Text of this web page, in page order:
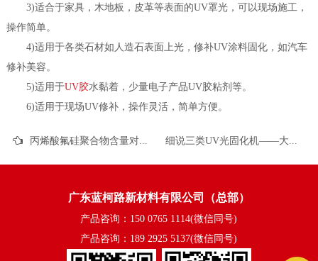
3)适合于家具，木地板，皮革等表面的UV罩光，可以现场施工，
操作简单。
4)适用于各类石材如人造石表面上光，修补UV涂料固化，如汽车
修补美容。
5)适用于UV胶水黏着，少量电子产品UV胶粘剂等。
6)适用于现场UV修补，操作灵活，简单方便。
广东蓝柯路新材料有限公司（总部）
产品咨询：150 0765 1114(微信同号)
产品咨询：189 2925 5137(微信同号)